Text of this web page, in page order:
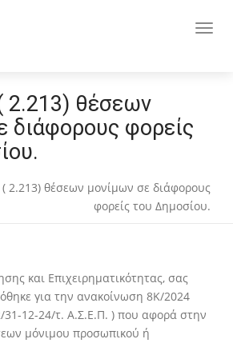
θέσεων
διάφορους φορείς
2.213) θέσεων μονίμων σε διάφορους
φορείς του Δημοσίου.
και Επιχειρηματικότητας, σας
για την ανακοίνωση 8Κ/2024
12-24/τ. Α.Σ.Ε.Π. ) που αφορά στην
μόνιμου προσωπικού ή